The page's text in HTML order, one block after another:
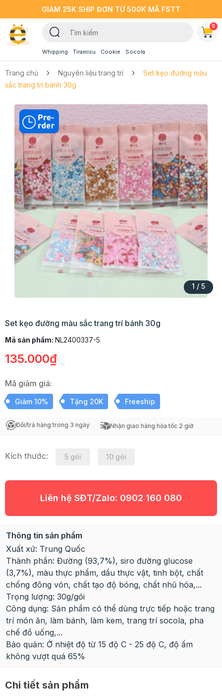
GIẢM 25K SHIP ĐƠN TỪ 500K MÃ FSTT
Whipping Tiramisu Cookie Socola
0
Trang chủ Nguyên liệu trang trí
Set kẹo đường màu
sắc trang trí bánh 30g
1 / 5
Set kẹo đường màu sắc trang trí bánh 30g
Mã sản phẩm: NL2400337-5
135.000₫
Mã giảm giá:
Giảm 10% Tặng 20K Freeship
Đổi/trả hàng trong 3 ngày Nhận giao hàng hỏa tốc 2 giờ
Kích thước: 5 gói 10 gói
Liên hệ SĐT/Zalo: 0902 160 080
Thông tin sản phẩm
Xuất xứ: Trung Quốc
Thành phần: Đường (93,7%), siro đường glucose
(3,7%), màu thực phẩm, dầu thực vật, tinh bột, chất
chống đông vón, chất tạo độ bóng, chất nhũ hóa,...
Trọng lượng: 30g/gói
Công dụng: Sản phẩm có thể dùng trực tiếp hoặc trang
trí món ăn, làm bánh, làm kem, trang trí socola, pha
chế đồ uống,...
Bảo quản: Ở nhiệt độ từ 15 độ C - 25 độ C, độ ẩm
không vượt quá 65%
Chi tiết sản phẩm